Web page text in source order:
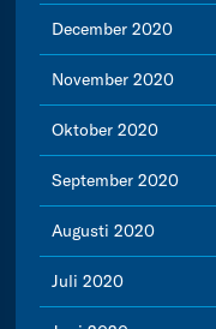
December 2020
November 2020
Oktober 2020
September 2020
Augusti 2020
Juli 2020